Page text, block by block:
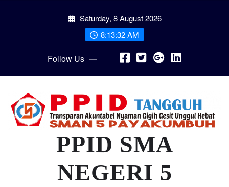
Saturday, 8 August 2026
8:13:33 AM
Follow Us
PPID SMA
NEGERI 5